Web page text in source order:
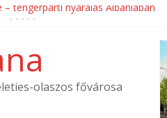
– tengerparti nyaralás Albániában
Hotel ****
Hotel ****
olaszos fővárosa